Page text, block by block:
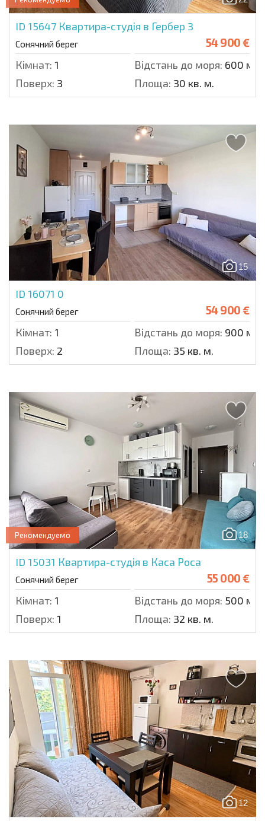
ID 15647 Квартира-студія в Гербер 3
Сонячний берег 54 900 €
Кімнат: 1 Відстань до моря: 600 м.
Поверх: 3 Площа: 30 кв. м.
15
ID 16071 0
Сонячний берег 54 900 €
Кімнат: 1 Відстань до моря: 900 м.
Поверх: 2 Площа: 35 кв. м.
18
Рекомендуемо
ID 15031 Квартира-студія в Каса Роса
Сонячний берег 55 000 €
Кімнат: 1 Відстань до моря: 500 м.
Поверх: 1 Площа: 32 кв. м.
12